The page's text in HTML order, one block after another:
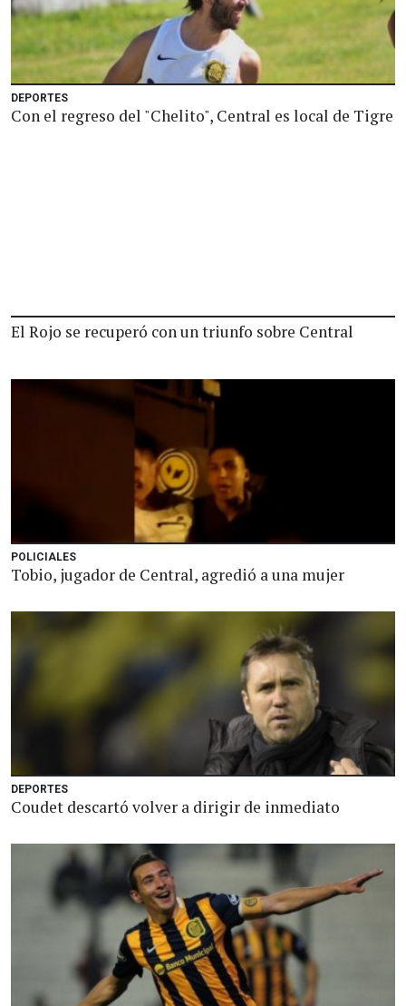
DEPORTES
Con el regreso del "Chelito", Central es local de Tigre
El Rojo se recuperó con un triunfo sobre Central
POLICIALES
Tobio, jugador de Central, agredió a una mujer
DEPORTES
Coudet descartó volver a dirigir de inmediato